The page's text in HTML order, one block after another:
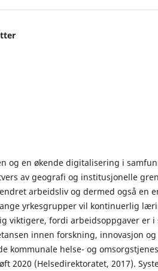
og en økende digitalisering i
av geografi og institusjonelle
arbeidsliv og dermed også en
yrkesgrupper vil kontinuerlig
viktigere, fordi arbeidsoppgaver er i
innen forskning, innovasjon og
kommunale helse- og
2020 (Helsedirektoratet, 2017).